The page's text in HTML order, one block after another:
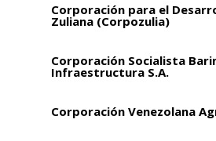
Corporación para el
Zuliana (Corpozulia)
Corporación Socialista
Infraestructura S.A.
Corporación Venezolana